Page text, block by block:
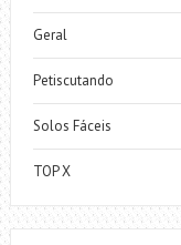
Geral
Petiscutando
Solos Fáceis
TOP X